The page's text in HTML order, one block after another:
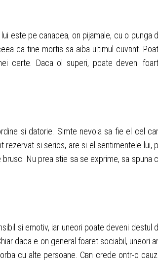
este pe canapea, оn pijamale, cu o punga
ca tine mortis sa aiba ultimul cuvвnt.
certe. Daca оl superi, poate deveni
si datorie. Simte nevoia sa fie el cel
rezervat si serios, are si el sentimentele lui,
Nu prea stie sa se exprime, sa spuna
si emotiv, iar uneori poate deveni destul
daca e оn general foaret sociabil, uneori
cu alte persoane. Cвn crede оntr-o